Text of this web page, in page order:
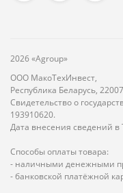
2026 «Agroup»
ООО МакоТехИнвест,
Республика Беларусь,
Свидетельство о
193910620.
Дата внесения сведений в
Способы оплаты товара:
- наличными денежными
- банковской платёжной